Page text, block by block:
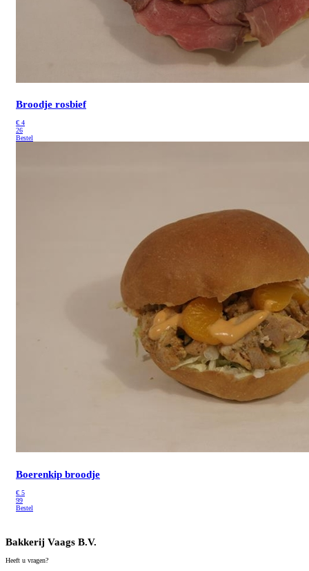
Broodje rosbief
€ 4
26
Bestel
Boerenkip broodje
€ 5
99
Bestel
Bakkerij Vaags B.V.
Heeft u vragen?